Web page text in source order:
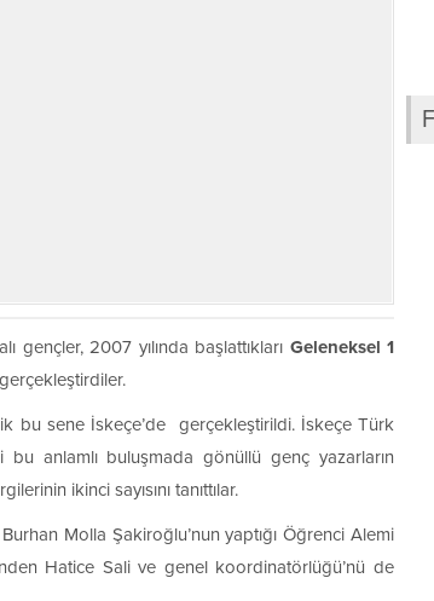
gençler, 2007 yılında başlattıkları Geleneksel 1
bu sene İskeçe’de gerçekleştirildi. İskeçe Türk
anlamlı buluşmada gönüllü genç yazarların
ikinci sayısını tanıttılar.
Molla Şakiroğlu’nun yaptığı Öğrenci Alemi
Hatice Sali ve genel koordinatörlüğü’nü de